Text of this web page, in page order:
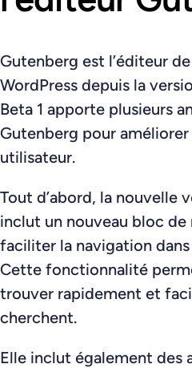
Gutenberg est l’éditeur
WordPress depuis la
Beta 1 apporte plusieurs
Gutenberg pour améliorer
utilisateur.
Tout d’abord, la nouvelle
inclut un nouveau bloc
faciliter la navigation
Cette fonctionnalité
trouver rapidement et
cherchent.
Elle inclut également des